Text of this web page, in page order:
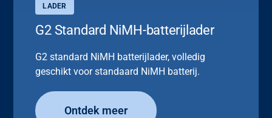
LADER
G2 Standard NiMH-batterijlader
G2 standard NiMH batterijlader, volledig
geschikt voor standaard NiMH batterij.
Ontdek meer